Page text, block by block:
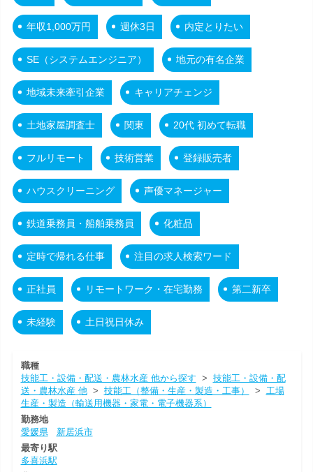
年収1,000万円 週休3日 内定とりたい
SE（システムエンジニア） 地元の有名企業
地域未来牽引企業 キャリアチェンジ
土地家屋調査士 関東 20代 初めて転職
フルリモート 技術営業 登録販売者
ハウスクリーニング 声優マネージャー
鉄道乗務員・船舶乗務員 化粧品
定時で帰れる仕事 注目の求人検索ワード
正社員 リモートワーク・在宅勤務 第二新卒
未経験 土日祝日休み
職種
技能工・設備・配送・農林水産 他から探す > 技能工・設備・配
送・農林水産 他> 技能工（整備・生産・製造・工事） > 工場
生産・製造（輸送用機器・家電・電子機器系）
勤務地
愛媛県
新居浜市
最寄り駅
多喜浜駅